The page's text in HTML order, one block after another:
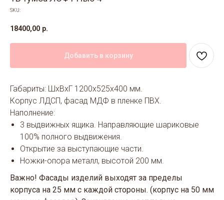
SKU:
18400,00 р.
Добавить в корзину
Габариты: ШхВхГ 1200х525х400 мм.
Корпус ЛДСП, фасад МДФ в пленке ПВХ.
Наполнение:
3 выдвижных ящика. Направляющие шариковые
100% полного выдвижения.
Открытие за выступающие части.
Ножки-опора металл, высотой 200 мм.
Важно! Фасады изделий выходят за пределы
корпуса на 25 мм с каждой стороны. (корпус на 50 мм